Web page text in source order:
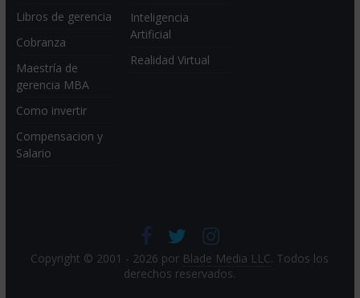
Libros de gerencia
Cobranza
Maestría de
gerencia MBA
Como invertir
Compensacion y
Salario
Inteligencia
Artificial
Realidad Virtual
Copyright © 2001 - 2026 por Blade Media LLC. Todos los
derechos reservados.